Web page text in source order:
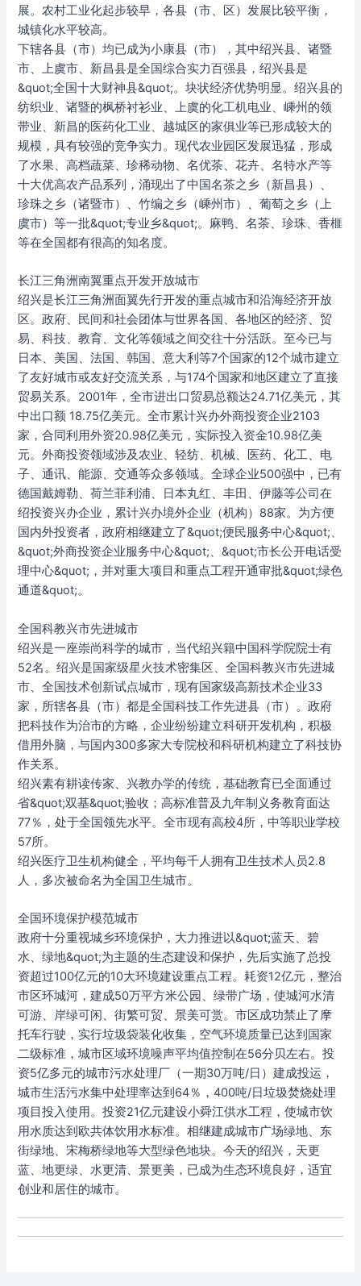
展。农村工业化起步较早，各县（市、区）发展比较平衡，
城镇化水平较高。
下辖各县（市）均已成为小康县（市），其中绍兴县、诸暨
市、上虞市、新昌县是全国综合实力百强县，绍兴县是
&quot;全国十大财神县&quot;。块状经济优势明显。绍兴县的
纺织业、诸暨的枫桥衬衫业、上虞的化工机电业、嵊州的领
带业、新昌的医药化工业、越城区的家俱业等已形成较大的
规模，具有较强的竞争实力。现代农业园区发展迅猛，形成
了水果、高档蔬菜、珍稀动物、名优茶、花卉、名特水产等
十大优高农产品系列，涌现出了中国名茶之乡（新昌县）、
珍珠之乡（诸暨市）、竹编之乡（嵊州市）、葡萄之乡（上
虞市）等一批&quot;专业乡&quot;。麻鸭、名茶、珍珠、香榧
等在全国都有很高的知名度。
长江三角洲南翼重点开发开放城市
绍兴是长江三角洲面翼先行开发的重点城市和沿海经济开放
区。政府、民间和社会团体与世界各国、各地区的经济、贸
易、科技、教育、文化等领域之间交往十分活跃。至今已与
日本、美国、法国、韩国、意大利等7个国家的12个城市建立
了友好城市或友好交流关系，与174个国家和地区建立了直接
贸易关系。2001年，全市进出口贸易总额达24.71亿美元，其
中出口额 18.75亿美元。全市累计兴办外商投资企业2103
家，合同利用外资20.98亿美元，实际投入资金10.98亿美
元。外商投资领域涉及农业、轻纺、机械、医药、化工、电
子、通讯、能源、交通等众多领域。全球企业500强中，已有
德国戴姆勒、荷兰菲利浦、日本丸红、丰田、伊藤等公司在
绍投资兴办企业，累计兴办境外企业（机构）88家。为方便
国内外投资者，政府相继建立了&quot;便民服务中心&quot;、
&quot;外商投资企业服务中心&quot;、&quot;市长公开电话受
理中心&quot;，并对重大项目和重点工程开通审批&quot;绿色
通道&quot;。
全国科教兴市先进城市
绍兴是一座崇尚科学的城市，当代绍兴籍中国科学院院士有
52名。绍兴是国家级星火技术密集区、全国科教兴市先进城
市、全国技术创新试点城市，现有国家级高新技术企业33
家，所辖各县（市）都是全国科技工作先进县（市）。政府
把科技作为治市的方略，企业纷纷建立科研开发机构，积极
借用外脑，与国内300多家大专院校和科研机构建立了科技协
作关系。
绍兴素有耕读传家、兴教办学的传统，基础教育已全面通过
省&quot;双基&quot;验收；高标准普及九年制义务教育面达
77％，处于全国领先水平。全市现有高校4所，中等职业学校
57所。
绍兴医疗卫生机构健全，平均每千人拥有卫生技术人员2.8
人，多次被命名为全国卫生城市。
全国环境保护模范城市
政府十分重视城乡环境保护，大力推进以&quot;蓝天、碧
水、绿地&quot;为主题的生态建设和保护，先后实施了总投
资超过100亿元的10大环境建设重点工程。耗资12亿元，整治
市区环城河，建成50万平方米公园、绿带广场，使城河水清
可游、岸绿可闲、街繁可贸、景美可赏。市区成功禁止了摩
托车行驶，实行垃圾袋装化收集，空气环境质量已达到国家
二级标准，城市区域环境噪声平均值控制在56分贝左右。投
资5亿多元的城市污水处理厂（一期30万吨/日）建成投运，
城市生活污水集中处理率达到64％，400吨/日垃圾焚烧处理
项目投入使用。投资21亿元建设小舜江供水工程，使城市饮
用水质达到欧共体饮用水标准。相继建成城市广场绿地、东
街绿地、宋梅桥绿地等大型绿色地块。今天的绍兴，天更
蓝、地更绿、水更清、景更美，已成为生态环境良好，适宜
创业和居住的城市。